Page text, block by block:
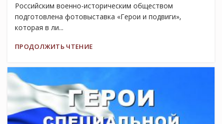
Российским военно-историческим обществом
подготовлена фотовыставка «Герои и подвиги»,
которая в ли...
ПРОДОЛЖИТЬ ЧТЕНИЕ
25